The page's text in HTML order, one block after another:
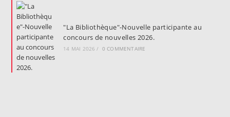
"La Bibliothèque"-Nouvelle participante au
concours de nouvelles 2026.
14 MAI 2026 / 0 COMMENTAIRE